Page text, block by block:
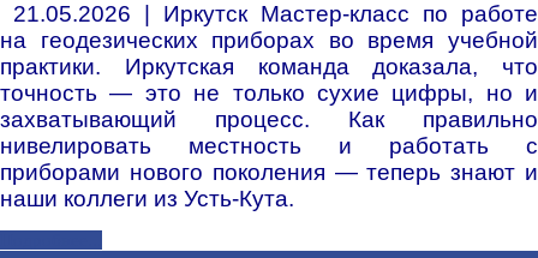
21.05.2026 | Иркутск Мастер-класс по работе
на геодезических приборах во время учебной
практики. Иркутская команда доказала, что
точность — это не только сухие цифры, но и
захватывающий процесс. Как правильно
нивелировать местность и работать с
приборами нового поколения — теперь знают и
наши коллеги из Усть-Кута.